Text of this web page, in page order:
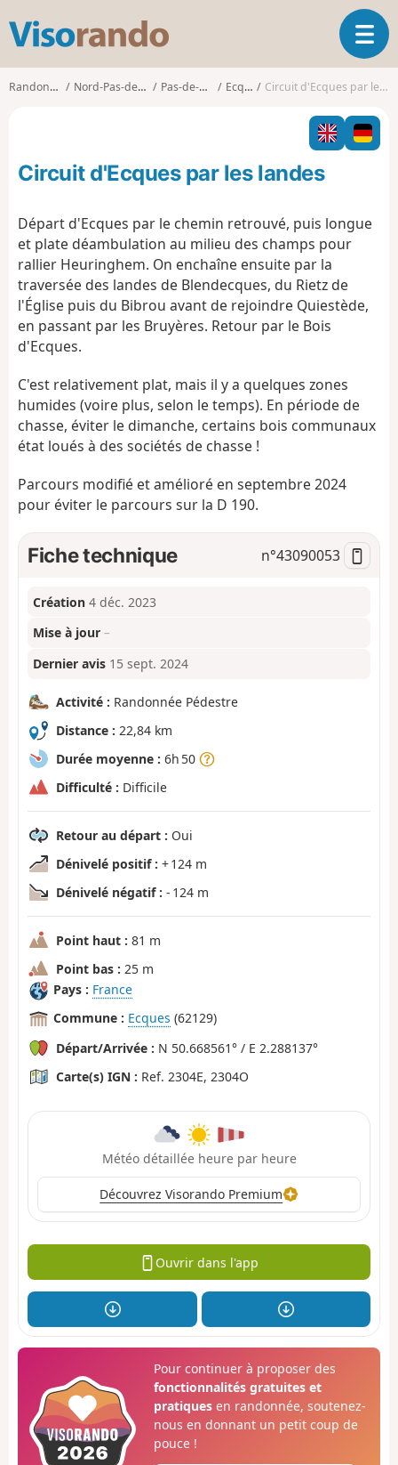
s
o
o
O
u
i
r
l
v
t
Randonnées Nord-Pas-de-Calais Pas-de-Calais Ecques Circuit d'Ecques par les landes
Circuit d'Ecques par les landes
Départ d'Ecques par le chemin retrouvé, puis longue
et plate déambulation au milieu des champs pour
rallier Heuringhem. On enchaîne ensuite par la
traversée des landes de Blendecques, du Rietz de
l'Église puis du Bibrou avant de rejoindre Quiestède,
en passant par les Bruyères. Retour par le Bois
d'Ecques.
C'est relativement plat, mais il y a quelques zones
humides (voire plus, selon le temps). En période de
chasse, éviter le dimanche, certains bois communaux
état loués à des sociétés de chasse !
Parcours modifié et amélioré en septembre 2024
pour éviter le parcours sur la D 190.
Fiche technique n°43090053
Création 4 déc. 2023
Mise à jour –
Dernier avis 15 sept. 2024
Activité : Randonnée Pédestre
Distance : 22,84 km
Durée moyenne : 6h 50
Difficulté : Difficile
Retour au départ : Oui
Dénivelé positif : + 124 m
Dénivelé négatif : - 124 m
Point haut : 81 m
Point bas : 25 m
Pays : France
Commune : Ecques (62129)
Départ/Arrivée : N 50.668561° / E 2.288137°
Carte(s) IGN : Ref. 2304E, 2304O
Météo détaillée heure par heure
Découvrez Visorando Premium
Ouvrir dans l'app
Pour continuer à proposer des
fonctionnalités gratuites et
pratiquesen randonnée, soutenez-
nous en donnant un petit coup de
pouce !